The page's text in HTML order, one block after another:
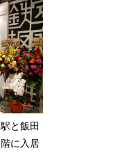
と飯田
に入居